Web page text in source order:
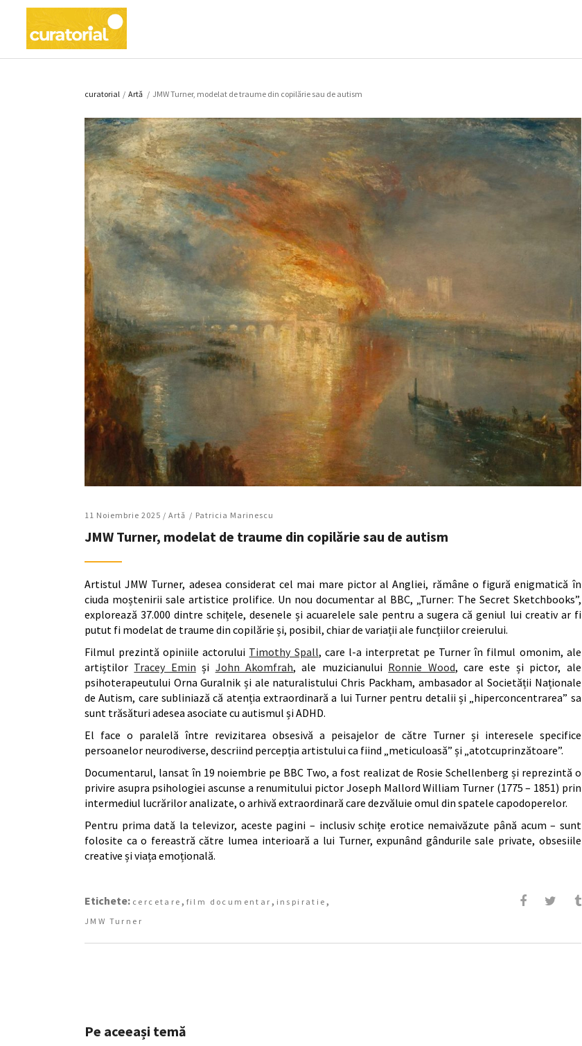
curatorial / Artǎ / JMW Turner, modelat de traume din copilărie sau de autism
11 Noiembrie 2025 / Artǎ Patricia Marinescu
JMW Turner, modelat de traume din copilărie sau de autism
Artistul JMW Turner, adesea considerat cel mai mare pictor al Angliei, rămâne o figură enigmatică în
ciuda moștenirii sale artistice prolifice. Un nou documentar al BBC, „Turner: The Secret Sketchbooks”,
explorează 37.000 dintre schițele, desenele și acuarelele sale pentru a sugera că geniul lui creativ ar fi
putut fi modelat de traume din copilărie și, posibil, chiar de variații ale funcțiilor creierului.
Filmul prezintă opiniile actorului Timothy Spall, care l-a interpretat pe Turner în filmul omonim, ale
artiștilor Tracey Emin și John Akomfrah, ale muzicianului Ronnie Wood, care este și pictor, ale
psihoterapeutului Orna Guralnik și ale naturalistului Chris Packham, ambasador al Societății Naționale
de Autism, care subliniază că atenția extraordinară a lui Turner pentru detalii și „hiperconcentrarea” sa
sunt trăsături adesea asociate cu autismul și ADHD.
El face o paralelă între revizitarea obsesivă a peisajelor de către Turner și interesele specifice
persoanelor neurodiverse, descriind percepția artistului ca fiind „meticuloasă” și „atotcuprinzătoare”.
Documentarul, lansat în 19 noiembrie pe BBC Two, a fost realizat de Rosie Schellenberg și reprezintă o
privire asupra psihologiei ascunse a renumitului pictor Joseph Mallord William Turner (1775 – 1851) prin
intermediul lucrărilor analizate, o arhivă extraordinară care dezvăluie omul din spatele capodoperelor.
Pentru prima dată la televizor, aceste pagini – inclusiv schițe erotice nemaivăzute până acum – sunt
folosite ca o fereastră către lumea interioară a lui Turner, expunând gândurile sale private, obsesiile
creative și viața emoțională.
Etichete: cercetare , film documentar , inspiratie ,
JMW Turner
Pe aceeași temă